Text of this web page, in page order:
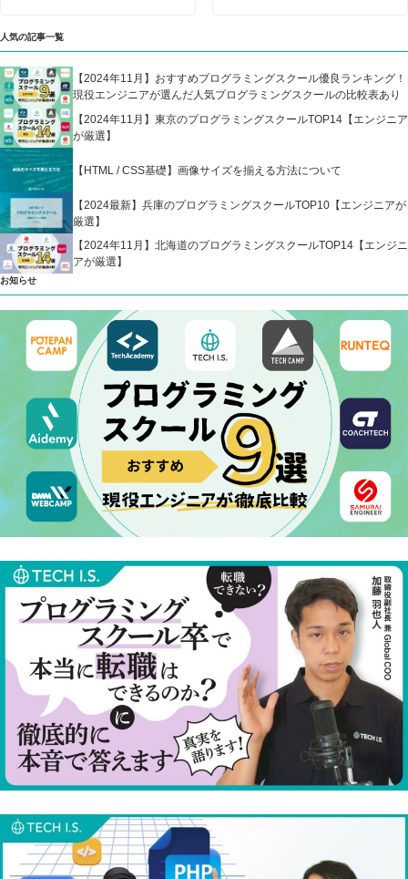
人気の記事一覧
【2024年11月】おすすめプログラミングスクール優良ランキング！
現役エンジニアが選んだ人気プログラミングスクールの比較表あり
【2024年11月】東京のプログラミングスクールTOP14【エンジニア
が厳選】
【HTML / CSS基礎】画像サイズを揃える方法について
【2024最新】兵庫のプログラミングスクールTOP10【エンジニアが
厳選】
【2024年11月】北海道のプログラミングスクールTOP14【エンジニ
アが厳選】
お知らせ